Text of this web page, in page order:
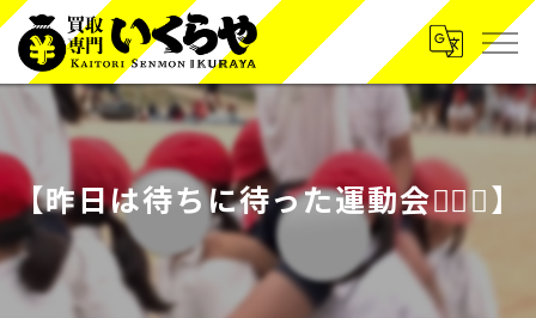
【昨日は待ちに待った運動会🏃‍♂️✨】